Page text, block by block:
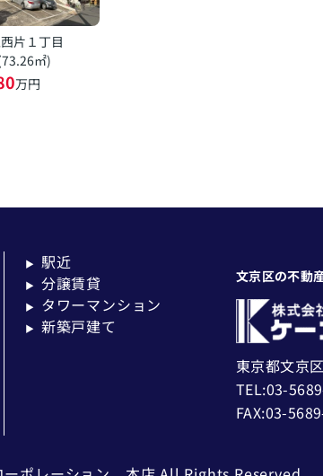
片１丁目
㎡)
万円
▶ 駅近
▶ 分譲賃貸
▶ タワーマンション
▶ 新築戸建て
文京区の不動
東京都文京
TEL:03-
FAX:03-